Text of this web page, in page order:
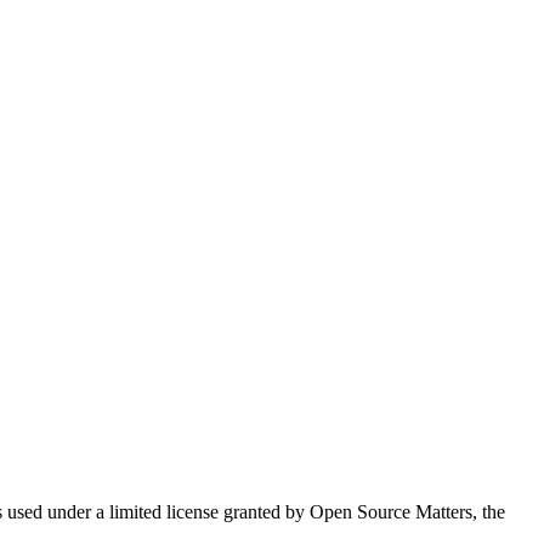
under a limited license granted by Open Source Matters, the